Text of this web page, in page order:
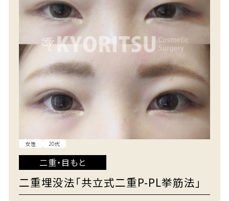
女性 20代
二重・目もと
二重埋没法「共立式二重P-PL挙筋法」